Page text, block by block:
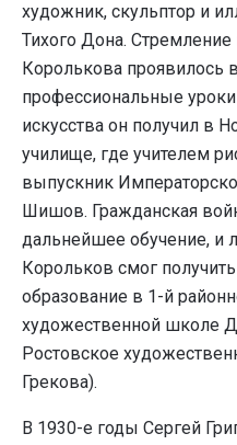
художник, скульптор и
Тихого Дона.
Королькова проявилось
профессиональные уроки
искусства он получил в
училище, где учителем
выпускник
Шишов. Гражданская
дальнейшее обучение, и
Корольков смог
образование в 1-й
художественной школе
Ростовское
Грекова).
В 1930-е годы Сергей